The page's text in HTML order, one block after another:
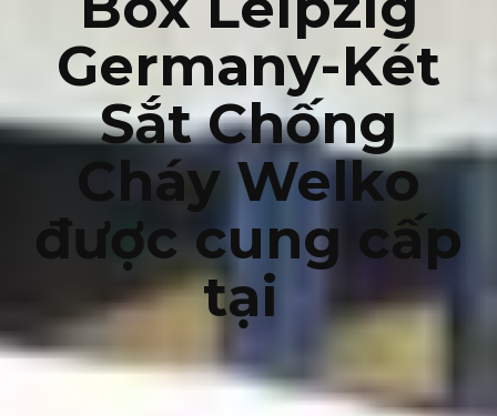
Germany-Két
Sắt Chống
Cháy Welko
được cung cấp
tại